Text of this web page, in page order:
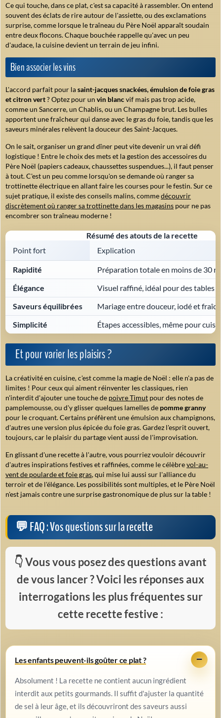
Ce qui touche, dans ce plat, c'est sa capacité à rassembler. On entend
souvent des éclats de rire autour de l'assiette, ou des exclamations
surprise, comme lorsque le traîneau du Père Noël apparaît soudain
entre deux flocons. Chaque bouchée rappelle qu'avec un peu
d'audace, la cuisine devient un terrain de jeu infini.
Bien associer les vins
L'accord parfait pour lasaint-jacques snackées, émulsion de foie gras
et citron vert? Optez pour un vin blancvif mais pas trop acide,
comme un Sancerre, un Chablis, ou un Champagne brut. Les bulles
apportent une fraîcheur qui danse avec le gras du foie, tandis que les
saveurs minérales relèvent la douceur des Saint-Jacques.
On le sait, organiser un grand dîner peut vite devenir un vrai défi
logistique ! Entre le choix des mets et la gestion des accessoires du
Père Noël (papiers cadeaux, chaussettes suspendues...), il faut penser
à tout. C'est un peu comme lorsqu'on se demande où ranger sa
trottinette électrique en allant faire les courses pour le festin. Sur ce
sujet pratique, il existe des conseils malins, commedécouvrir
discrètement où ranger sa trottinette dans les magasins pour ne pas
encombrer son traîneau moderne !
Résumé des atouts de la recette
Point fort
Explication
Rapidité
Préparation totale en moins de 30
Élégance
Visuel raffiné, idéal pour des tables
Saveurs équilibrées
Mariage entre douceur, iodé et
Simplicité
Étapes accessibles, même pour
Et pour varier les plaisirs ?
La créativité en cuisine, c'est comme la magie de Noël : elle n'a pas de
limites ! Pour ceux qui aiment réinventer les classiques, rien
n'interdit d'ajouter une touche de poivre Timut pour des notes de
pamplemousse, ou d'y glisser quelques lamelles de pomme granny
pour le croquant. Certains préfèrent une émulsion aux champignons,
d'autres une version plus épicée du foie gras. Gardez l'esprit ouvert,
toujours, car le plaisir du partage vient aussi de l'improvisation.
En glissant d'une recette à l'autre, vous pourriez vouloir découvrir
d'autres inspirations festives et raffinées, comme le célèbrevol-au-
vent de poularde et foie gras, qui mise lui aussi sur l'alliance du
terroir et de l'élégance. Les possibilités sont multiples, et le Père Noël
n'est jamais contre une surprise gastronomique de plus sur la table !
FAQ : Vos questions sur la recette
Vous vous posez des questions avant
de vous lancer ? Voici les réponses aux
interrogations les plus fréquentes sur
cette recette festive :
Les enfants peuvent-ils goûter ce plat ?
Absolument ! La recette ne contient aucun ingrédient
interdit aux petits gourmands. Il suffit d'ajuster la quantité
de sel à leur âge, et ils découvriront des saveurs aussi